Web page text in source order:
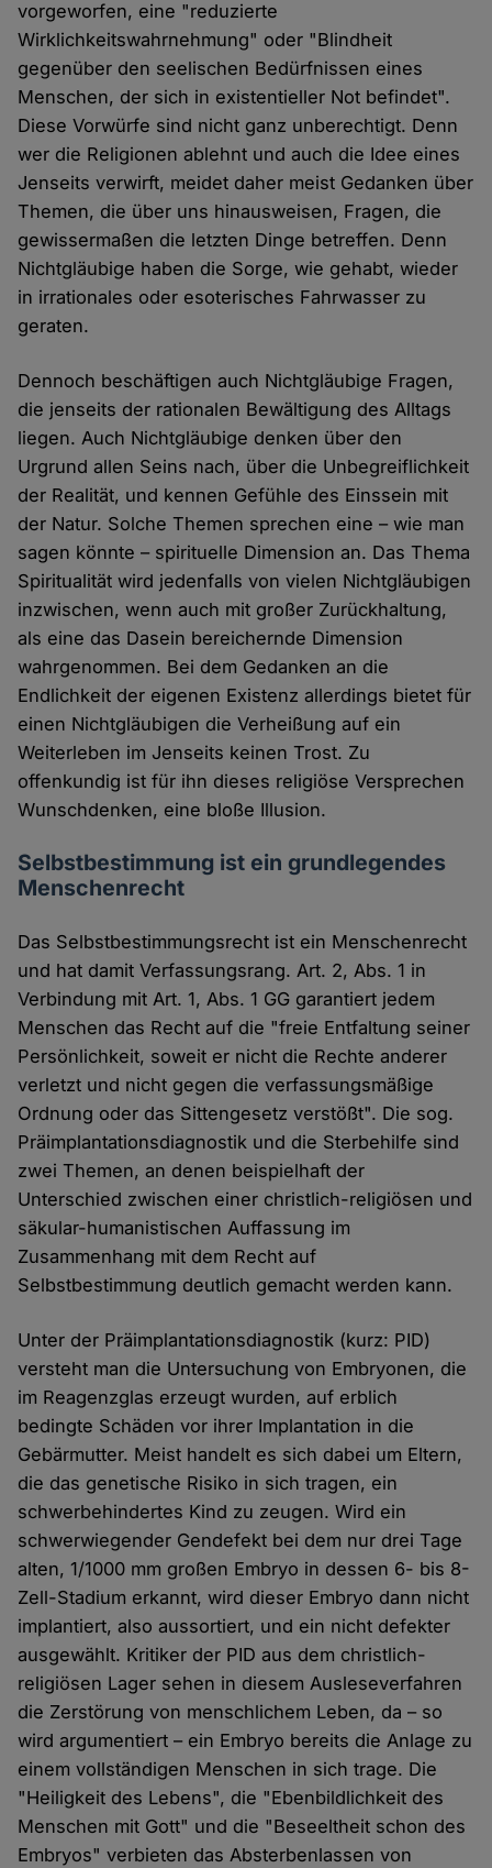
vorgeworfen, eine "reduzierte
Wirklichkeitswahrnehmung" oder "Blindheit
gegenüber den seelischen Bedürfnissen eines
Menschen, der sich in existentieller Not befindet".
Diese Vorwürfe sind nicht ganz unberechtigt. Denn
wer die Religionen ablehnt und auch die Idee eines
Jenseits verwirft, meidet daher meist Gedanken über
Themen, die über uns hinausweisen, Fragen, die
gewissermaßen die letzten Dinge betreffen. Denn
Nichtgläubige haben die Sorge, wie gehabt, wieder
in irrationales oder esoterisches Fahrwasser zu
geraten.
Dennoch beschäftigen auch Nichtgläubige Fragen,
die jenseits der rationalen Bewältigung des Alltags
liegen. Auch Nichtgläubige denken über den
Urgrund allen Seins nach, über die Unbegreiflichkeit
der Realität, und kennen Gefühle des Einssein mit
der Natur. Solche Themen sprechen eine – wie man
sagen könnte – spirituelle Dimension an. Das Thema
Spiritualität wird jedenfalls von vielen Nichtgläubigen
inzwischen, wenn auch mit großer Zurückhaltung,
als eine das Dasein bereichernde Dimension
wahrgenommen. Bei dem Gedanken an die
Endlichkeit der eigenen Existenz allerdings bietet für
einen Nichtgläubigen die Verheißung auf ein
Weiterleben im Jenseits keinen Trost. Zu
offenkundig ist für ihn dieses religiöse Versprechen
Wunschdenken, eine bloße Illusion.
Selbstbestimmung ist ein grundlegendes
Menschenrecht
Das Selbstbestimmungsrecht ist ein Menschenrecht
und hat damit Verfassungsrang. Art. 2, Abs. 1 in
Verbindung mit Art. 1, Abs. 1 GG garantiert jedem
Menschen das Recht auf die "freie Entfaltung seiner
Persönlichkeit, soweit er nicht die Rechte anderer
verletzt und nicht gegen die verfassungsmäßige
Ordnung oder das Sittengesetz verstößt". Die sog.
Präimplantationsdiagnostik und die Sterbehilfe sind
zwei Themen, an denen beispielhaft der
Unterschied zwischen einer christlich-religiösen und
säkular-humanistischen Auffassung im
Zusammenhang mit dem Recht auf
Selbstbestimmung deutlich gemacht werden kann.
Unter der Präimplantationsdiagnostik (kurz: PID)
versteht man die Untersuchung von Embryonen, die
im Reagenzglas erzeugt wurden, auf erblich
bedingte Schäden vor ihrer Implantation in die
Gebärmutter. Meist handelt es sich dabei um Eltern,
die das genetische Risiko in sich tragen, ein
schwerbehindertes Kind zu zeugen. Wird ein
schwerwiegender Gendefekt bei dem nur drei Tage
alten, 1/1000 mm großen Embryo in dessen 6- bis 8-
Zell-Stadium erkannt, wird dieser Embryo dann nicht
implantiert, also aussortiert, und ein nicht defekter
ausgewählt. Kritiker der PID aus dem christlich-
religiösen Lager sehen in diesem Ausleseverfahren
die Zerstörung von menschlichem Leben, da – so
wird argumentiert – ein Embryo bereits die Anlage zu
einem vollständigen Menschen in sich trage. Die
"Heiligkeit des Lebens", die "Ebenbildlichkeit des
Menschen mit Gott" und die "Beseeltheit schon des
Embryos" verbieten das Absterbenlassen von